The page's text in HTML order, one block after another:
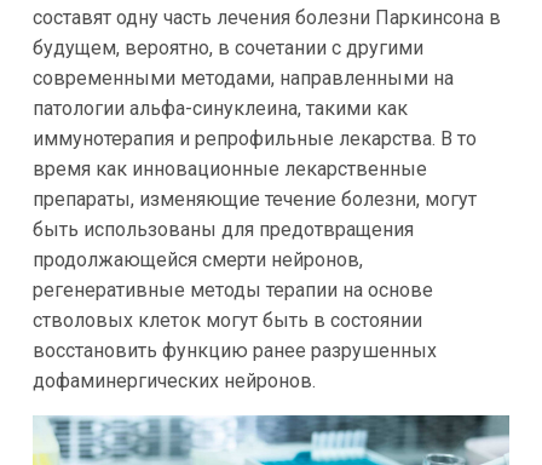
составят одну часть лечения болезни Паркинсона в
будущем, вероятно, в сочетании с другими
современными методами, направленными на
патологии альфа-синуклеина, такими как
иммунотерапия и репрофильные лекарства. В то
время как инновационные лекарственные
препараты, изменяющие течение болезни, могут
быть использованы для предотвращения
продолжающейся смерти нейронов,
регенеративные методы терапии на основе
стволовых клеток могут быть в состоянии
восстановить функцию ранее разрушенных
дофаминергических нейронов.